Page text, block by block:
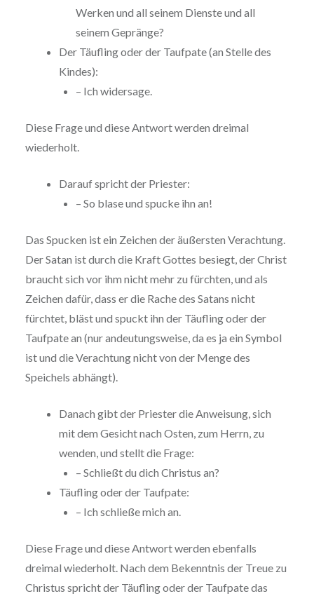
Werken und all seinem Dienste und all
seinem Gepränge?
Der Täufling oder der Taufpate (an Stelle des
Kindes):
– Ich widersage.
Diese Frage und diese Antwort werden dreimal
wiederholt.
Darauf spricht der Priester:
– So blase und spucke ihn an!
Das Spucken ist ein Zeichen der äußersten Verachtung.
Der Satan ist durch die Kraft Gottes besiegt, der Christ
braucht sich vor ihm nicht mehr zu fürchten, und als
Zeichen dafür, dass er die Rache des Satans nicht
fürchtet, bläst und spuckt ihn der Täufling oder der
Taufpate an (nur andeutungsweise, da es ja ein Symbol
ist und die Verachtung nicht von der Menge des
Speichels abhängt).
Danach gibt der Priester die Anweisung, sich
mit dem Gesicht nach Osten, zum Herrn, zu
wenden, und stellt die Frage:
– Schließt du dich Christus an?
Täufling oder der Taufpate:
– Ich schließe mich an.
Diese Frage und diese Antwort werden ebenfalls
dreimal wiederholt. Nach dem Bekenntnis der Treue zu
Christus spricht der Täufling oder der Taufpate das